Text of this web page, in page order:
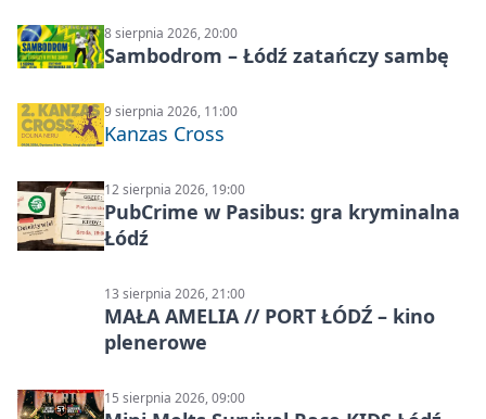
8 sierpnia 2026, 20:00
Sambodrom – Łódź zatańczy sambę
9 sierpnia 2026, 11:00
Kanzas Cross
12 sierpnia 2026, 19:00
PubCrime w Pasibus: gra kryminalna
Łódź
13 sierpnia 2026, 21:00
MAŁA AMELIA // PORT ŁÓDŹ – kino
plenerowe
15 sierpnia 2026, 09:00